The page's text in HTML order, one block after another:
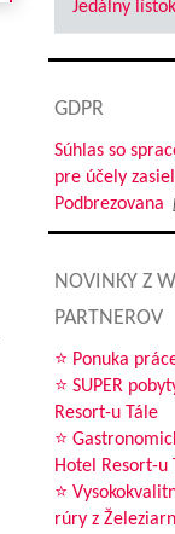
Jedálny
GDPR
Súhlas so
pre účely
Podbrezovana
NOVINKY Z
PARTNEROV
⭐ Ponuka
⭐ SUPER
Resort-u Tále
⭐
Hotel Resort-u
⭐
rúry z